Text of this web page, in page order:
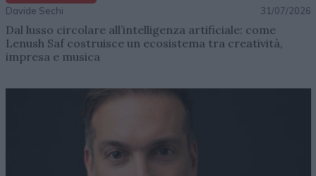
Davide Sechi 31/07/2026
Dal lusso circolare all’intelligenza artificiale: come
Lenush Saf costruisce un ecosistema tra creatività,
impresa e musica